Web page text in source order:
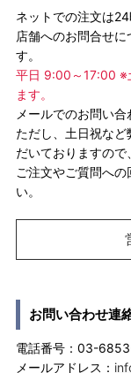
ネットでの注文は
店舗へのお問合せ
す。
平日 9:00～17:00 ※
ます。
メールでのお問い
ただし、土日祝な
だいておりますので、
ご注文やご質問へ
い。
お問い合わせ連
電話番号：03-
メールアドレス：